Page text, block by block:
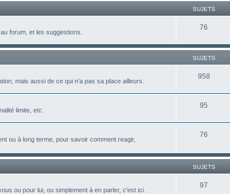
SUJETS
forum, et les suggestions.
76
SUJETS
mais aussi de ce qui n'a pas sa place ailleurs.
958
limite, etc.
95
ou à long terme, pour savoir comment reagir,
76
SUJETS
ou pour lui, ou simplement à en parler, c'est ici.
97